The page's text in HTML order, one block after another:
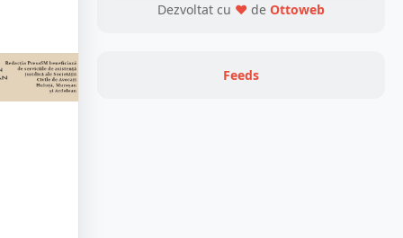
Dezvoltat cu ❤ de Ottoweb
Feeds